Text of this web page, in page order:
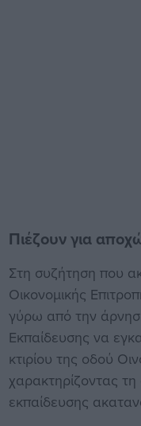
Πιέζουν για
Στη συζήτηση που
Οικονομικής
γύρω από την
Εκπαίδευσης να
κτιρίου της οδού
χαρακτηρίζοντας
εκπαίδευσης